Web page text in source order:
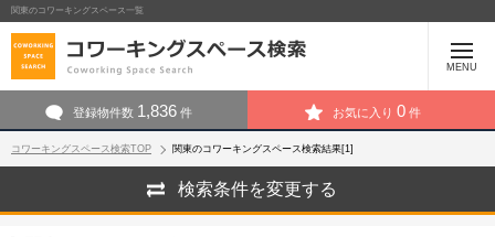
関東のコワーキングスペース一覧
MENU
登録物件数 1,836 件 お気に入り 0 件
コワーキングスペース検索TOP 関東のコワーキングスペース検索結果[1]
検索条件を変更する